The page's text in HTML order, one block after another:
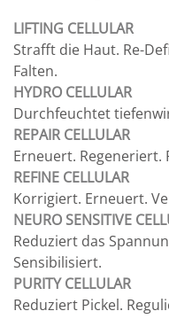
LIFTING CELLULAR
Strafft die Haut. Re-
Falten.
HYDRO CELLULAR
Durchfeuchtet
REPAIR CELLULAR
Erneuert.
REFINE CELLULAR
Korrigiert. Erneuert.
NEURO SENSITIVE
Reduziert das
Sensibilisiert.
PURITY CELLULAR
Reduziert Pickel.